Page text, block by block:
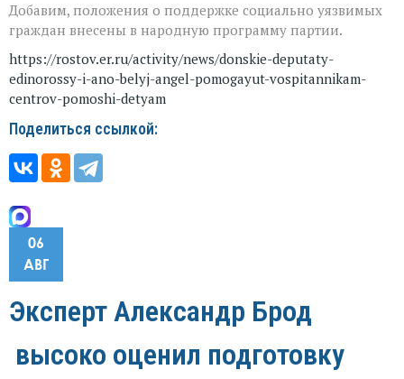
Добавим, положения о поддержке социально уязвимых
граждан внесены в народную программу партии.
https://rostov.er.ru/activity/news/donskie-deputaty-
edinorossy-i-ano-belyj-angel-pomogayut-vospitannikam-
centrov-pomoshi-detyam
Поделиться ссылкой:
06
АВГ
Эксперт Александр Брод
высоко оценил подготовку